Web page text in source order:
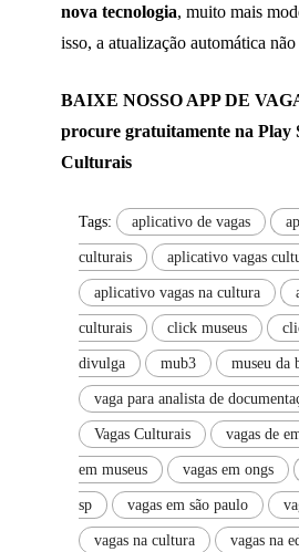
nova tecnologia, muito mais
isso, a atualização automática
BAIXE NOSSO APP DE
procure gratuitamente na Play
Culturais
Tags: aplicativo de vagas
culturais aplicativo vagas
aplicativo vagas na cultura
culturais click museus
divulga mub3 museu da
vaga para analista de
Vagas Culturais vagas de
em museus vagas em ongs
sp vagas em são paulo
vagas na cultura vagas na